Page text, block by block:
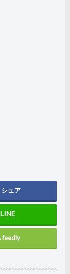
シェア
feedly